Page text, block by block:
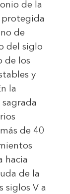
de la
protegida
de
del siglo
de los
y
la
de 40
hacia
de la
siglos V a